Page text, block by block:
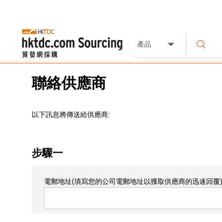
產品
聯絡供應商
以下訊息將傳送給供應商:
步驟一
電郵地址(填寫您的公司電郵地址以獲取供應商的迅速回覆)